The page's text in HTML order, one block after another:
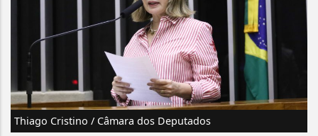
Thiago Cristino / Câmara dos Deputados